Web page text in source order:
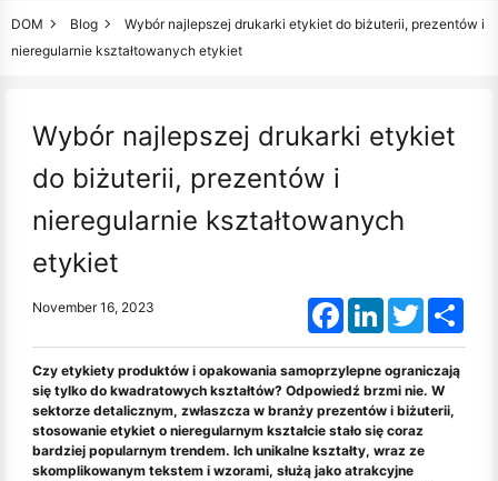
DOM Blog
Wybór najlepszej drukarki etykiet do biżuterii, prezentów i
nieregularnie kształtowanych etykiet
Wybór najlepszej drukarki etykiet
do biżuterii, prezentów i
nieregularnie kształtowanych
etykiet
November 16, 2023 FacebookLinkedInTwitter
Czy etykiety produktów i opakowania samoprzylepne ograniczają
się tylko do kwadratowych kształtów? Odpowiedź brzmi nie. W
sektorze detalicznym, zwłaszcza w branży prezentów i biżuterii,
stosowanie etykiet o nieregularnym kształcie stało się coraz
bardziej popularnym trendem. Ich unikalne kształty, wraz ze
skomplikowanym tekstem i wzorami, służą jako atrakcyjne